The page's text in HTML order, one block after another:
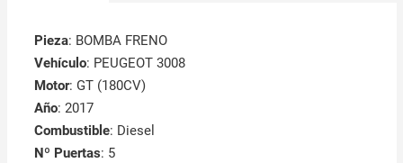
Pieza: BOMBA FRENO
Vehículo: PEUGEOT 3008
Motor: GT (180CV)
Año: 2017
Combustible: Diesel
Nº Puertas: 5